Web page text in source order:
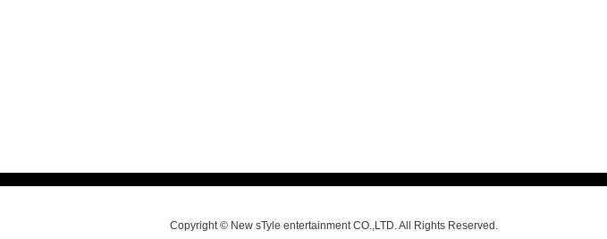
Copyright © New sTyle entertainment CO.,LTD. All Rights Reserved.